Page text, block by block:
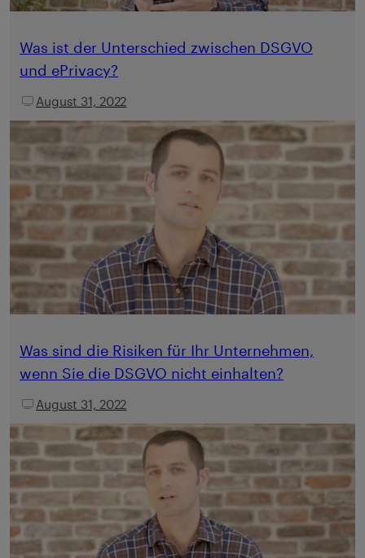
Was ist der Unterschied zwischen DSGVO
und ePrivacy?
August 31, 2022
Was sind die Risiken für Ihr Unternehmen,
wenn Sie die DSGVO nicht einhalten?
August 31, 2022